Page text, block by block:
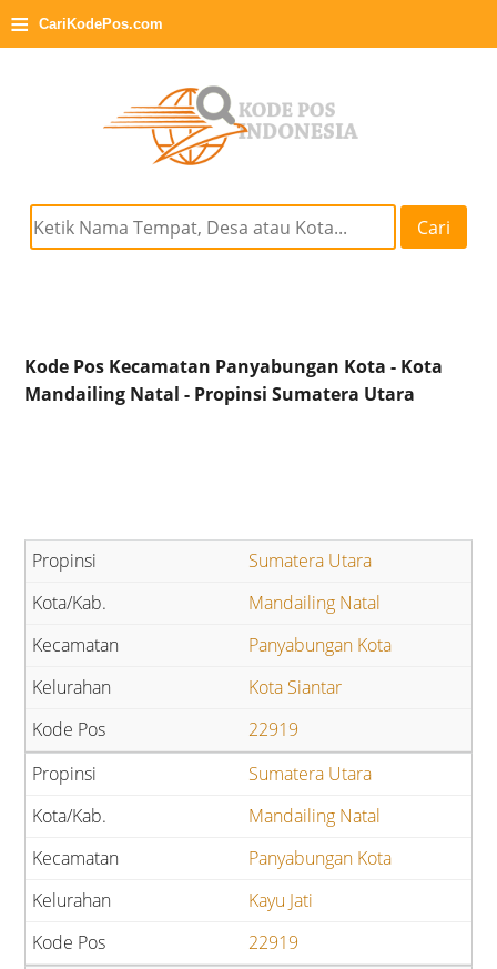
≡ CariKodePos.com
Cari
Kode Pos Kecamatan Panyabungan Kota - Kota
Mandailing Natal - Propinsi Sumatera Utara
Sumatera Utara
Mandailing Natal
Panyabungan Kota
Kota Siantar
22919
Sumatera Utara
Mandailing Natal
Panyabungan Kota
Kayu Jati
22919